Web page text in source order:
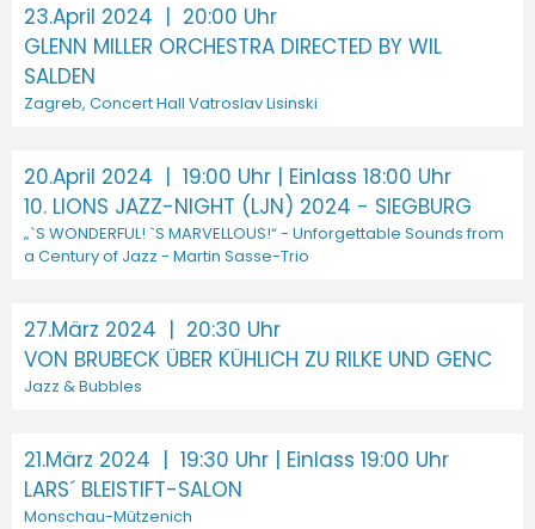
23.April 2024 | 20:00 Uhr
GLENN MILLER ORCHESTRA DIRECTED BY WIL
SALDEN
Zagreb, Concert Hall Vatroslav Lisinski
20.April 2024 | 19:00 Uhr | Einlass 18:00 Uhr
10. LIONS JAZZ-NIGHT (LJN) 2024 - SIEGBURG
„`S WONDERFUL! `S MARVELLOUS!“ - Unforgettable Sounds from
a Century of Jazz - Martin Sasse-Trio
27.März 2024 | 20:30 Uhr
VON BRUBECK ÜBER KÜHLICH ZU RILKE UND GENC
Jazz & Bubbles
21.März 2024 | 19:30 Uhr | Einlass 19:00 Uhr
LARS´ BLEISTIFT-SALON
Monschau-Mützenich